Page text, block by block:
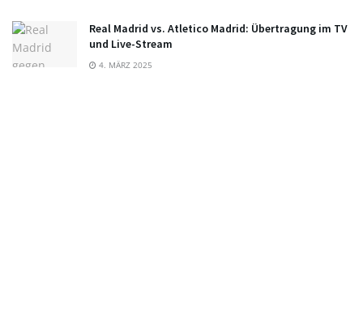
Real Madrid vs. Atletico Madrid: Übertragung im TV
und Live-Stream
4. MÄRZ 2025